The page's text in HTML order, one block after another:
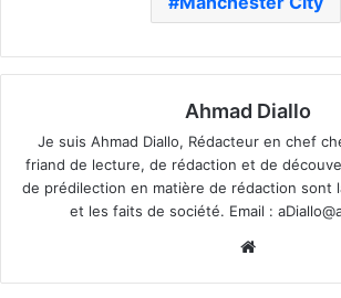
Ahmad Diallo
Je suis Ahmad Diallo, Rédacteur en chef
friand de lecture, de rédaction et de
de prédilection en matière de rédaction sont
et les faits de société. Email :